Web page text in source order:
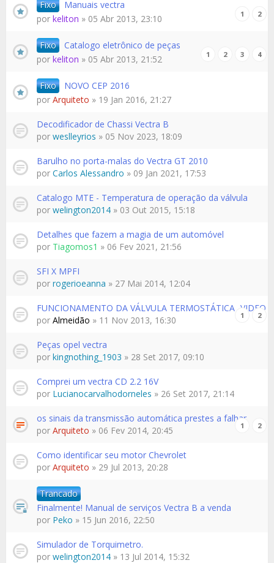
Fixo Manuais vectra
1 2
por keliton » 05 Abr 2013, 23:10
Fixo Catalogo eletrônico de peças
1 2 3 4
por keliton » 05 Abr 2013, 21:52
Fixo
NOVO CEP 2016
por Arquiteto » 19 Jan 2016, 21:27
Decodificador de Chassi Vectra B
por weslleyrios » 05 Nov 2023, 18:09
Barulho no porta-malas do Vectra GT 2010
por Carlos Alessandro » 09 Jan 2021, 17:53
Catalogo MTE - Temperatura de operação da válvula
por welington2014 » 03 Out 2015, 15:18
Detalhes que fazem a magia de um automóvel
por Tiagomos1 » 06 Fev 2021, 21:56
SFI X MPFI
por rogerioeanna » 27 Mai 2014, 12:04
FUNCIONAMENTO DA VÁLVULA TERMOSTÁTICA -VIDEO
1 2
por Almeidão » 11 Nov 2013, 16:30
Peças opel vectra
por kingnothing_1903 » 28 Set 2017, 09:10
Comprei um vectra CD 2.2 16V
por Lucianocarvalhodorneles » 26 Set 2017, 21:14
os sinais da transmissão automática prestes a falhar
1 2
por Arquiteto » 06 Fev 2014, 20:45
Como identificar seu motor Chevrolet
por Arquiteto » 29 Jul 2013, 20:28
Trancado
Finalmente! Manual de serviços Vectra B a venda
por Peko » 15 Jun 2016, 22:50
Simulador de Torquimetro.
por welington2014 » 13 Jul 2014, 15:32